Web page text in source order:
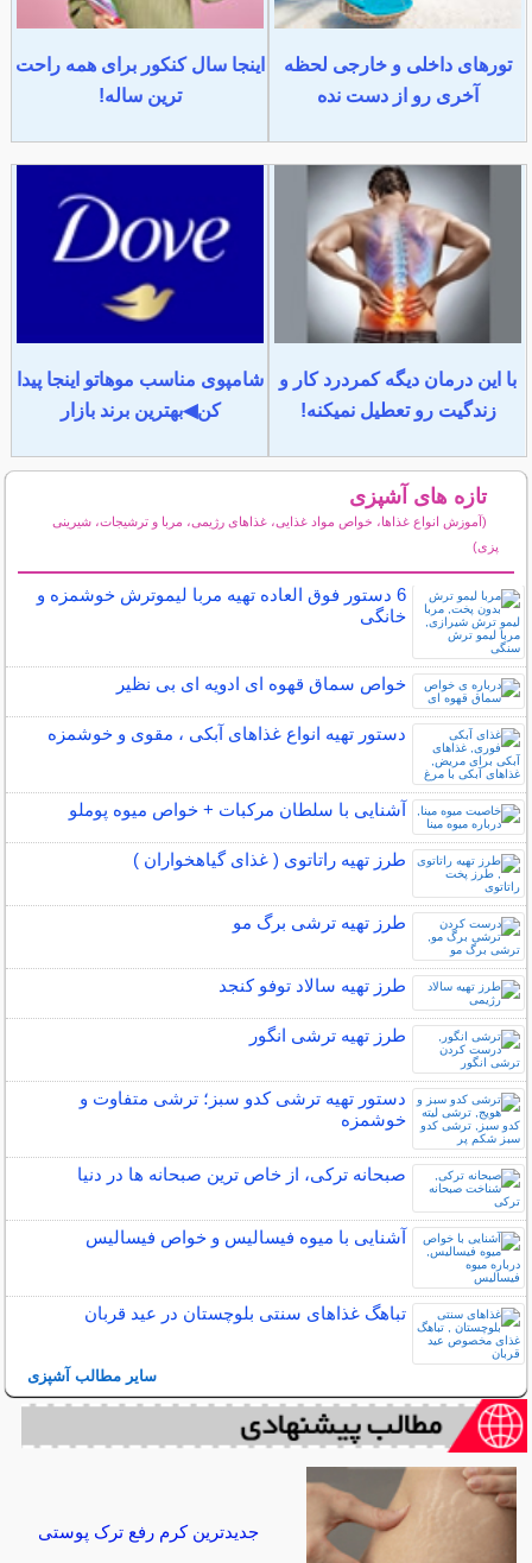
تورهای داخلی و خارجی لحظه
آخری رو از دست نده
اینجا سال کنکور برای همه راحت
ترین ساله!
با این درمان دیگه کمردرد کار و
زندگیت رو تعطیل نمیکنه!
شامپوی مناسب موهاتو اینجا پیدا
کن◀بهترین برند بازار
تازه های آشپزی
(آموزش انواع غذاها، خواص مواد غذایی، غذاهای رژیمی، مربا و ترشیجات، شیرینی
پزی)
6 دستور فوق العاده تهیه مربا لیموترش خوشمزه و
خانگی
خواص سماق قهوه ای ادویه ای بی نظیر
دستور تهیه انواع غذاهای آبکی ، مقوی و خوشمزه
آشنایی با سلطان مرکبات + خواص میوه پوملو
طرز تهیه راتاتوی ( غذای گیاهخواران )
طرز تهیه ترشی برگ مو
طرز تهیه سالاد توفو کنجد
طرز تهیه ترشی انگور
دستور تهیه ترشی کدو سبز؛ ترشی متفاوت و
خوشمزه
صبحانه ترکی، از خاص ترین صبحانه ها در دنیا
آشنایی با میوه فیسالیس و خواص فیسالیس
تباهگ غذاهای سنتی بلوچستان در عید قربان
سایر مطالب آشپزی
جدیدترین کرم رفع ترک پوستی